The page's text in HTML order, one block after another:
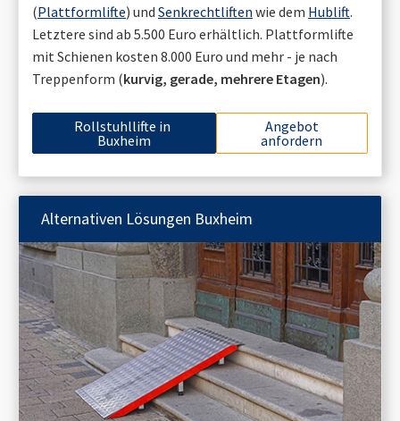
(Plattformlifte) und Senkrechtliften wie dem Hublift.
Letztere sind ab 5.500 Euro erhältlich. Plattformlifte
mit Schienen kosten 8.000 Euro und mehr - je nach
Treppenform (kurvig, gerade, mehrere Etagen).
Rollstuhllifte in
Buxheim
Angebot
anfordern
Alternativen Lösungen Buxheim